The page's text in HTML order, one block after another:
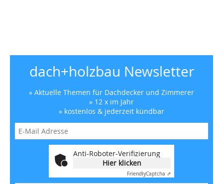
dach+holzbau Newsletter
» Aktuelle Themen für Dachdecker und Zimmerer
» 12 x im Jahr
» kostenlos & jederzeit kündbar
Anti-Roboter-Verifizierung
Hier klicken
FriendlyCaptcha ⇗